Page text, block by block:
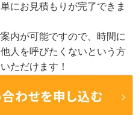
にお見積もりが完了できま
内が可能ですので、時間に
人を呼びたくないという方
ただけます！